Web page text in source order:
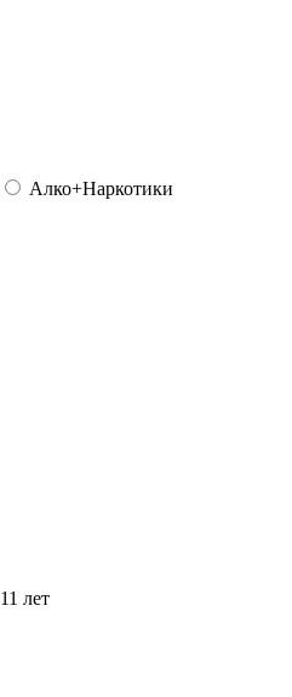
Алко+Наркотики
11 лет